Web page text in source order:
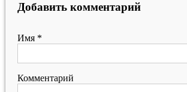
Добавить комментарий
Имя *
Комментарий